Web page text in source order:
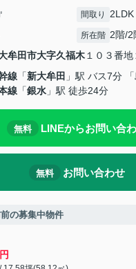
間取り 2LDK
所在階 2階/2
牟田市大字久福木１０３番地
線 「新大牟田 」駅 バス7分
線 「銀水 」駅 徒歩24分
無料 LINEからお問い合
無料 お問い合わせ
の募集中物件